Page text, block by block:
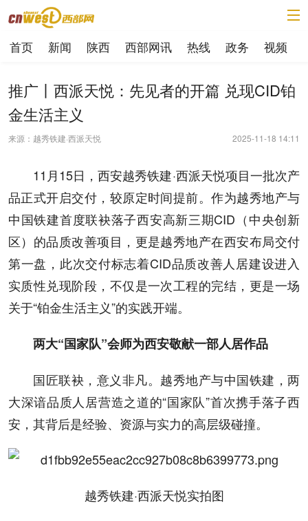
首页 新闻 陕西 西部网讯 热线 政务 视频
推广丨西派天悦：先见者的开篇 兑现CID铂
金生活主义
来源：越秀铁建·西派天悦 2025-11-18 14:11
11月15日，西安越秀铁建·西派天悦项目一批次产
品正式开启交付，较原定时间提前。作为越秀地产与
中国铁建首度联袂落子西安高新三期CID（中央创新
区）的品质改善项目，更是越秀地产在西安布局交付
第一盘，此次交付标志着CID品质改善人居建设进入
实质性兑现阶段，不仅是一次工程的完结，更是一场
关于“铂金生活主义”的实践开端。
两大“国家队”会师为西安敬献一部人居作品
国匠联袂，意义非凡。越秀地产与中国铁建，两
大深谙品质人居营造之道的“国家队”首次携手落子西
安，其背后是经验、资源与实力的高层级碰撞。
越秀铁建·西派天悦实拍图